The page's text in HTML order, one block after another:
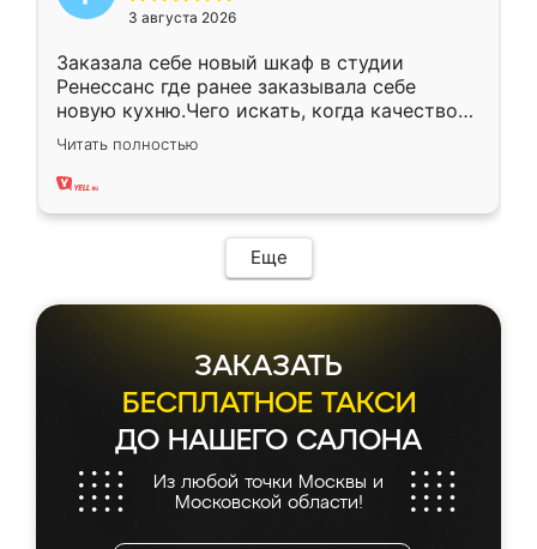
3 августа 2026
Заказала себе новый шкаф в студии
Ренессанс где ранее заказывала себе
новую кухню.Чего искать, когда качеством
вполне довольна. Служит кухня уже почти
два года, нареканий нет.
Читать полностью
Еще
ЗАКАЗАТЬ
БЕСПЛАТНОЕ ТАКСИ
ДО НАШЕГО САЛОНА
Из любой точки Москвы и
Московской области!